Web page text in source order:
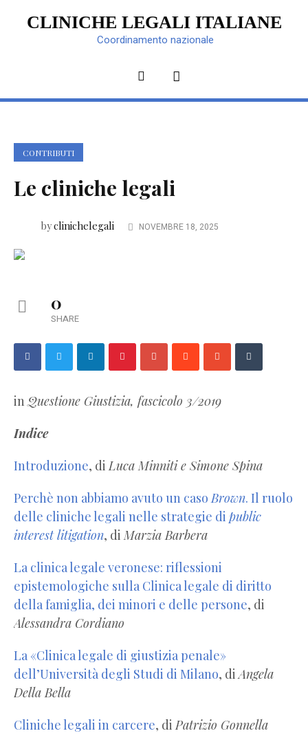
CLINICHE LEGALI ITALIANE
Coordinamento nazionale
CONTRIBUTI
Le cliniche legali
byclinichelegali NOVEMBRE 18, 2025
0
SHARE
inQuestione Giustizia, fascicolo 3/2019
Indice
Introduzione, diLuca Minniti e Simone Spina
Perchè non abbiamo avuto un casoBrown. Il ruolo
delle cliniche legali nelle strategie di public
interest litigation, diMarzia Barbera
La clinica legale veronese: riflessioni
epistemologiche sulla Clinica legale di diritto
della famiglia, dei minori e delle persone, di
Alessandra Cordiano
La «Clinica legale di giustizia penale»
dell’Università degli Studi di Milano, diAngela
Della Bella
Cliniche legali in carcere, diPatrizio Gonnella